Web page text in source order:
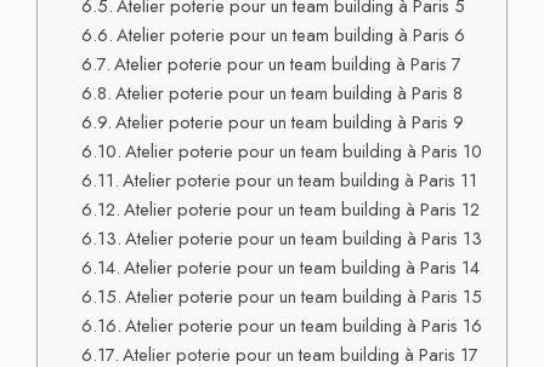
Atelier poterie pour un team building à Paris 5
Atelier poterie pour un team building à Paris 6
Atelier poterie pour un team building à Paris 7
Atelier poterie pour un team building à Paris 8
Atelier poterie pour un team building à Paris 9
Atelier poterie pour un team building à Paris 10
Atelier poterie pour un team building à Paris 11
Atelier poterie pour un team building à Paris 12
Atelier poterie pour un team building à Paris 13
Atelier poterie pour un team building à Paris 14
Atelier poterie pour un team building à Paris 15
Atelier poterie pour un team building à Paris 16
Atelier poterie pour un team building à Paris 17